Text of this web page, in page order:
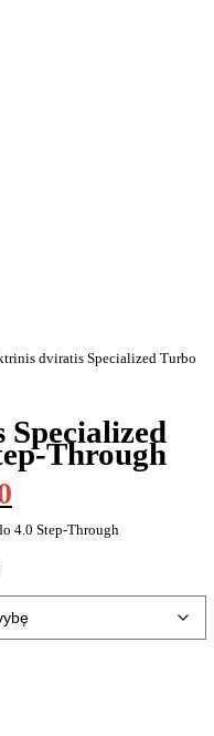
dviratis Specialized Turbo
Through
4.0 Step-Through